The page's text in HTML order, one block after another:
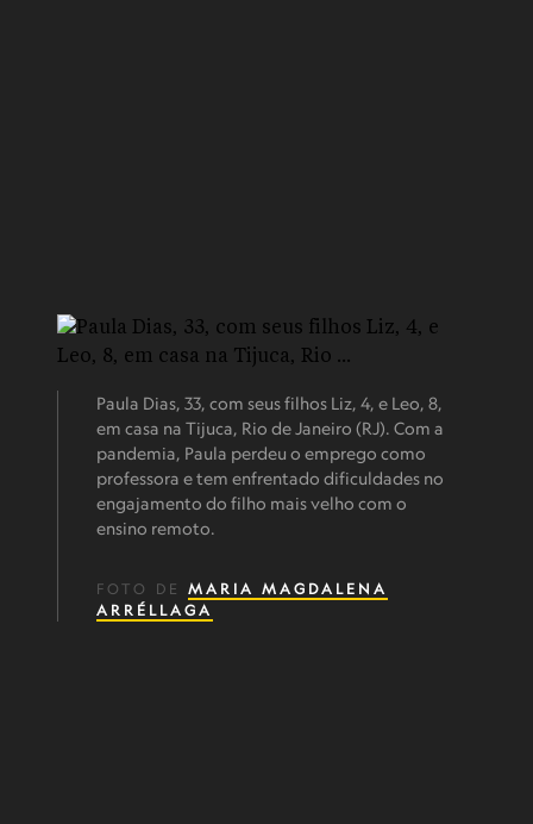
Paula Dias, 33, com seus filhos Liz, 4, e Leo, 8,
em casa na Tijuca, Rio de Janeiro (RJ). Com a
pandemia, Paula perdeu o emprego como
professora e tem enfrentado dificuldades no
engajamento do filho mais velho com o
ensino remoto.
FOTO DE MARIA MAGDALENA
ARRÉLLAGA